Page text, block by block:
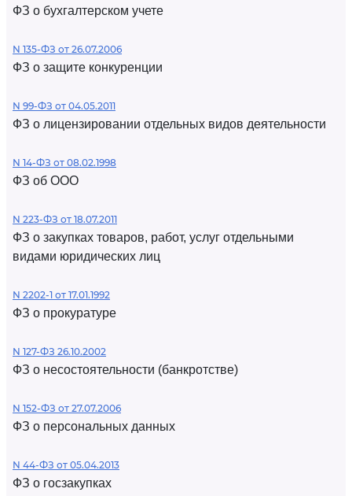
ФЗ о бухгалтерском учете
N 135-ФЗ от 26.07.2006
ФЗ о защите конкуренции
N 99-ФЗ от 04.05.2011
ФЗ о лицензировании отдельных видов деятельности
N 14-ФЗ от 08.02.1998
ФЗ об ООО
N 223-ФЗ от 18.07.2011
ФЗ о закупках товаров, работ, услуг отдельными
видами юридических лиц
N 2202-1 от 17.01.1992
ФЗ о прокуратуре
N 127-ФЗ 26.10.2002
ФЗ о несостоятельности (банкротстве)
N 152-ФЗ от 27.07.2006
ФЗ о персональных данных
N 44-ФЗ от 05.04.2013
ФЗ о госзакупках